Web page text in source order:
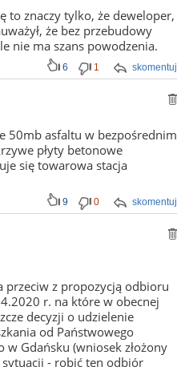
to znaczy tylko, że deweloper,
że bez przebudowy
nie ma szans powodzenia.
skomentuj
6 1
50mb asfaltu w bezpośrednim
płyty betonowe
się towarowa stacja
skomentuj
9 0
przeciw z propozycją odbioru
r. na które w obecnej
decyzji o udzielenie
od Państwowego
Gdańsku (wniosek złożony
- robić ten odbiór